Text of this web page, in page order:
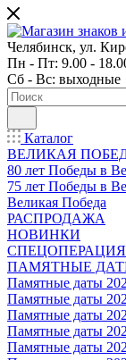
Челябинск, ул.
Пн - Пт: 9.00 -
Сб - Вс: выходные
Каталог
ВЕЛИКАЯ
80 лет Победы в
75 лет Победы в
Великая Победа
РАСПРОДАЖА
НОВИНКИ
СПЕЦОПЕРАЦИЯ
ПАМЯТНЫЕ
Памятные даты
Памятные даты
Памятные даты
Памятные даты
Памятные даты